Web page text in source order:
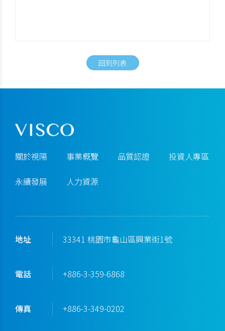
回到列表
關於視陽 事業概覽 品質認證 投資人專區
永續發展 人力資源
地址 33341 桃園市龜山區興業街1號
電話 +886-3-359-6868
傳真 +886-3-349-0202